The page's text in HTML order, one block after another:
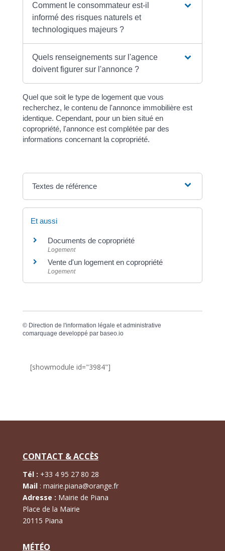
Comment le consommateur est-il
informé des risques naturels et
technologiques majeurs ?
Quels renseignements sur l'agence
doivent figurer sur l'annonce ?
Quel que soit le type de logement que vous
recherchez, le contenu de l'annonce immobilière est
identique. Cependant, pour un bien situé en
copropriété, l'annonce est complétée par des
informations concernant la copropriété.
Textes de référence
Et aussi
Documents de copropriété
Logement
Vente d'un logement en copropriété
Logement
© Direction de l'information légale et administrative
comarquage developpé par baseo.io
[showmodule id="3984"]
CONTACT & ACCÈS
Tél : +33 4 95 27 80 28
Mail: mairie.piana@orange.fr
Adresse : Mairie de Piana
Place de la Mairie
20115 Piana
MÉTÉO